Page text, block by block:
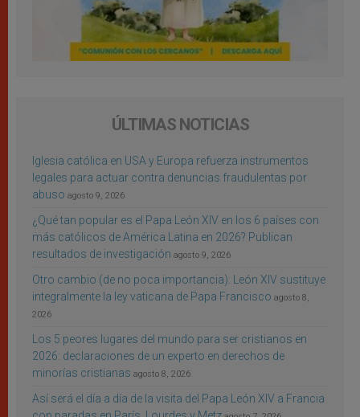
ÚLTIMAS NOTICIAS
Iglesia católica en USA y Europa refuerza instrumentos
legales para actuar contra denuncias fraudulentas por
abuso agosto 9, 2026
¿Qué tan popular es el Papa León XIV en los 6 países con
más católicos de América Latina en 2026? Publican
resultados de investigación agosto 9, 2026
Otro cambio (de no poca importancia): León XIV sustituye
integralmente la ley vaticana de Papa Francisco agosto 8,
2026
Los 5 peores lugares del mundo para ser cristianos en
2026: declaraciones de un experto en derechos de
minorías cristianas agosto 8, 2026
Así será el día a día de la visita del Papa León XIV a Francia